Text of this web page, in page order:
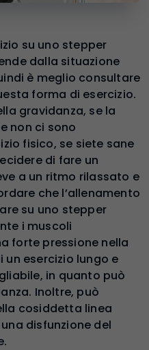
su uno stepper
dalla situazione
è meglio consultare
forma di esercizio.
gravidanza, se la
non ci sono
fisico, se siete sane
di fare un
a un ritmo rilassato e
che l’allenamento
su uno stepper
i muscoli
forte pressione nella
esercizio lungo e
in quanto può
Inoltre, può
cosiddetta linea
disfunzione del